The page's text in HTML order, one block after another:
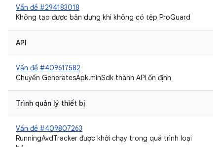
Vấn đề #294183018
Không tạo được bản dựng khi không có tệp ProGuard
API
Vấn đề #409617582
Chuyển GeneratesApk.minSdk thành API ổn định
Trình quản lý thiết bị
Vấn đề #409807263
RunningAvdTracker được khởi chạy trong quá trình loại